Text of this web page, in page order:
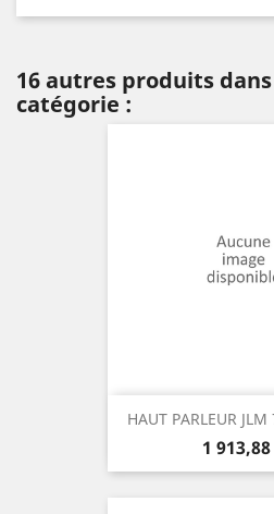
16 autres produits
catégorie :
HAUT PARLEUR
Prix
1